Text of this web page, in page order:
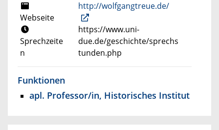
Webseite
http://wolfgangtreue.de/
Sprechzeite
n
https://www.uni-
due.de/geschichte/sprechs
tunden.php
Funktionen
apl. Professor/in, Historisches Institut